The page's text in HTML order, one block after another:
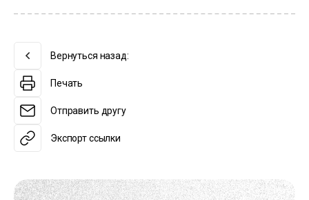
Вернуться назад:
Печать
Отправить другу
Экспорт ссылки